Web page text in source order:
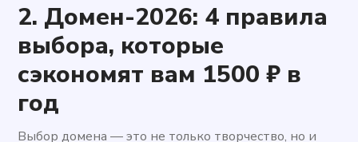
2. Домен-2026: 4 правила
выбора, которые
сэкономят вам 1500 ₽ в
год
Выбор домена — это не только творчество, но и